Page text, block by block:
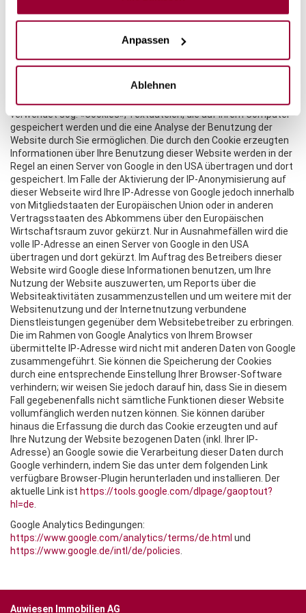
Anpassen
Ablehnen
Haftungsausschlusses unwirksam sein oder werden, bleiben die
übrigen Regelungen in ihrem Inhalt und ihrer Gültigkeit hiervon
Google Analytics
Diese Website benutzt Google Analytics, einen
Webanalysedienst der Google Inc. («Google»). Google Analytics
verwendet sog. «Cookies», Textdateien, die auf Ihrem Computer
gespeichert werden und die eine Analyse der Benutzung der
Website durch Sie ermöglichen. Die durch den Cookie erzeugten
Informationen über Ihre Benutzung dieser Website werden in der
Regel an einen Server von Google in den USA übertragen und dort
gespeichert. Im Falle der Aktivierung der IP-Anonymisierung auf
dieser Webseite wird Ihre IP-Adresse von Google jedoch innerhalb
von Mitgliedstaaten der Europäischen Union oder in anderen
Vertragsstaaten des Abkommens über den Europäischen
Wirtschaftsraum zuvor gekürzt. Nur in Ausnahmefällen wird die
volle IP-Adresse an einen Server von Google in den USA
übertragen und dort gekürzt. Im Auftrag des Betreibers dieser
Website wird Google diese Informationen benutzen, um Ihre
Nutzung der Website auszuwerten, um Reports über die
Websiteaktivitäten zusammenzustellen und um weitere mit der
Websitenutzung und der Internetnutzung verbundene
Dienstleistungen gegenüber dem Websitebetreiber zu erbringen.
Die im Rahmen von Google Analytics von Ihrem Browser
übermittelte IP-Adresse wird nicht mit anderen Daten von Google
zusammengeführt. Sie können die Speicherung der Cookies
durch eine entsprechende Einstellung Ihrer Browser-Software
verhindern; wir weisen Sie jedoch darauf hin, dass Sie in diesem
Fall gegebenenfalls nicht sämtliche Funktionen dieser Website
vollumfänglich werden nutzen können. Sie können darüber
hinaus die Erfassung die durch das Cookie erzeugten und auf
Ihre Nutzung der Website bezogenen Daten (inkl. Ihrer IP-
Adresse) an Google sowie die Verarbeitung dieser Daten durch
Google verhindern, indem Sie das unter dem folgenden Link
verfügbare Browser-Plugin herunterladen und installieren. Der
aktuelle Link ist https://tools.google.com/dlpage/gaoptout?
hl=de
Google Analytics Bedingungen:
https://www.google.com/analytics/terms/de.html und
https://www.google.de/intl/de/policies
Auwiesen Immobilien AG